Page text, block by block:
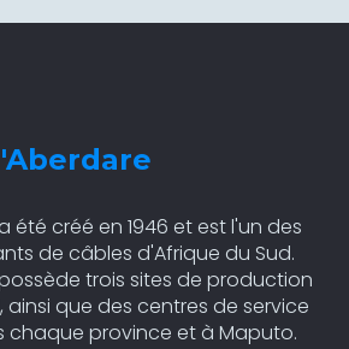
été créé en 1946 et est l'un des
de câbles d'Afrique du Sud.
trois sites de production
ainsi que des centres de service
chaque province et à Maputo.